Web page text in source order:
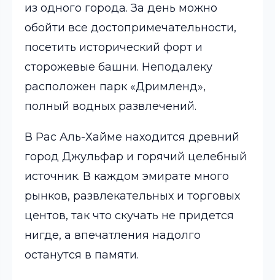
из одного города. За день можно
обойти все достопримечательности,
посетить исторический форт и
сторожевые башни. Неподалеку
расположен парк «Дримленд»,
полный водных развлечений.
В Рас Аль-Хайме находится древний
город Джульфар и горячий целебный
источник. В каждом эмирате много
рынков, развлекательных и торговых
центов, так что скучать не придется
нигде, а впечатления надолго
останутся в памяти.